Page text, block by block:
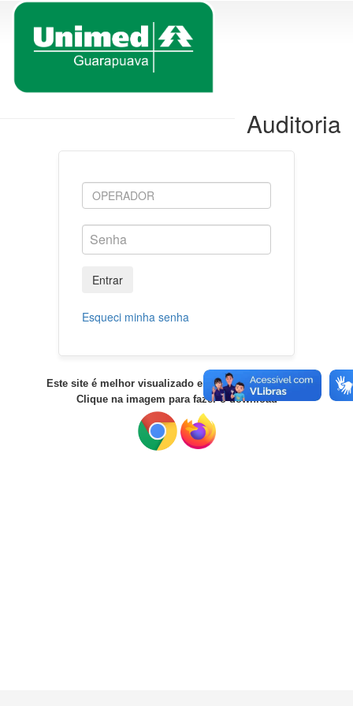
Auditoria
Entrar
Esqueci minha senha
Este site é melhor visualizado em Chrome ou Firefox
Clique na imagem para fazer o download